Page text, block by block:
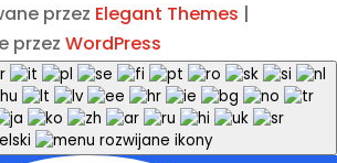
przez Elegant Themes |
przez WordPress